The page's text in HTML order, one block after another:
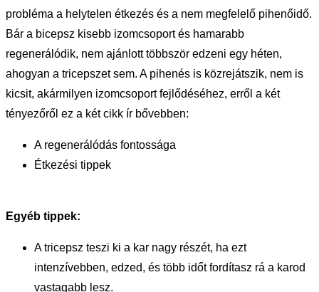
probléma a helytelen étkezés és a nem megfelelő pihenőidő.
Bár a bicepsz kisebb izomcsoport és hamarabb
regenerálódik, nem ajánlott többször edzeni egy héten,
ahogyan a tricepszet sem. A pihenés is közrejátszik, nem is
kicsit, akármilyen izomcsoport fejlődéséhez, erről a két
tényezőről ez a két cikk ír bővebben:
A regenerálódás fontossága
Étkezési tippek
Egyéb tippek:
A tricepsz teszi ki a kar nagy részét, ha ezt
intenzívebben, edzed, és több időt fordítasz rá a karod
vastagabb lesz.